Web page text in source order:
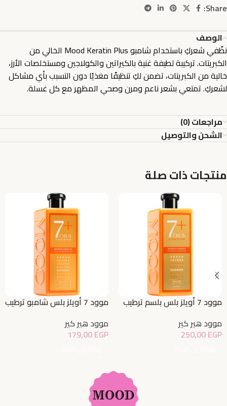
Share:
الوصف
نظّفي شعركِ باستخدام شامبو Mood Keratin Plus الخالي من
الكبريتات. تركيبة لطيفة غنية بالكيراتين والكولاجين ومستخلصات الأرز،
خالية من الكبريتات، تضمن لكِ تنظيفًا مغذيًا دون التسبب بأي مشاكل
لشعركِ. تمتعي بشعر ناعم ومرن وصحي المظهر مع كل غسلة.
مراجعات (0)
الشحن والتوصيل
منتجات ذات صلة
موود 7 أويلز بلس بلسم ترطيب
موود هير كير
250,00EGP
موود 7 أويلز بلس شامبو ترطيب
موود هير كير
179,00EGP